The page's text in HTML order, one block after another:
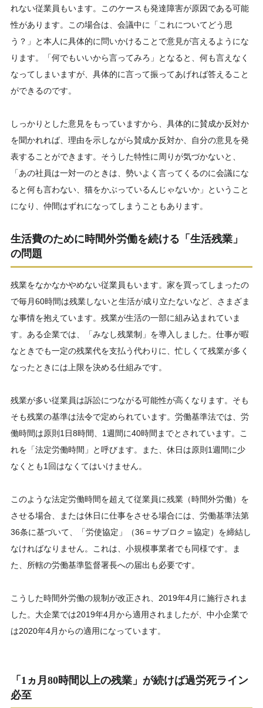
れない従業員もいます。このケースも発達障害が原因である可能
性があります。この場合は、会議中に「これについてどう思
う？」と本人に具体的に問いかけることで意見が言えるようにな
ります。「何でもいいから言ってみろ」となると、何も言えなく
なってしまいますが、具体的に言って振ってあげれば答えること
ができるのです。
しっかりとした意見をもっていますから、具体的に賛成か反対か
を聞かれれば、理由を示しながら賛成か反対か、自分の意見を発
表することができます。そうした特性に周りが気づかないと、
「あの社員は一対一のときは、勢いよく言ってくるのに会議にな
ると何も言わない、猫をかぶっているんじゃないか」ということ
になり、仲間はずれになってしまうこともあります。
生活費のために時間外労働を続ける「生活残業」
の問題
残業をなかなかやめない従業員もいます。家を買ってしまったの
で毎月60時間は残業しないと生活が成り立たないなど、さまざま
な事情を抱えています。残業が生活の一部に組み込まれていま
す。ある企業では、「みなし残業制」を導入しました。仕事が暇
なときでも一定の残業代を支払う代わりに、忙しくて残業が多く
なったときには上限を決める仕組みです。
残業が多い従業員は訴訟につながる可能性が高くなります。そも
そも残業の基準は法令で定められています。労働基準法では、労
働時間は原則1日8時間、1週間に40時間までとされています。こ
れを「法定労働時間」と呼びます。また、休日は原則1週間に少
なくとも1回はなくてはいけません。
このような法定労働時間を超えて従業員に残業（時間外労働）を
させる場合、または休日に仕事をさせる場合には、労働基準法第
36条に基づいて、「労使協定」（36＝サブロク＝協定）を締結し
なければなりません。これは、小規模事業者でも同様です。ま
た、所轄の労働基準監督署長への届出も必要です。
こうした時間外労働の規制が改正され、2019年4月に施行されま
した。大企業では2019年4月から適用されましたが、中小企業で
は2020年4月からの適用になっています。
「1ヵ月80時間以上の残業」が続けば過労死ライン
必至